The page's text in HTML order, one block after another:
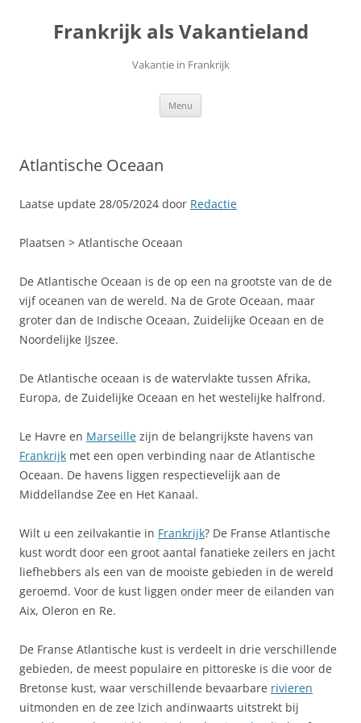
inhoudFrankrijk als Vakantieland
Vakantie in Frankrijk
Menu
Atlantische Oceaan
Laatse update 28/05/2024 door Redactie
Plaatsen > Atlantische Oceaan
De Atlantische Oceaan is de op een na grootste van de de
vijf oceanen van de wereld. Na de Grote Oceaan, maar
groter dan de Indische Oceaan, Zuidelijke Oceaan en de
Noordelijke IJszee.
De Atlantische oceaan is de watervlakte tussen Afrika,
Europa, de Zuidelijke Oceaan en het westelijke halfrond.
Le Havre en Marseille zijn de belangrijkste havens van
Frankrijk met een open verbinding naar de Atlantische
Oceaan. De havens liggen respectievelijk aan de
Middellandse Zee en Het Kanaal.
Wilt u een zeilvakantie in Frankrijk? De Franse Atlantische
kust wordt door een groot aantal fanatieke zeilers en jacht
liefhebbers als een van de mooiste gebieden in de wereld
geroemd. Voor de kust liggen onder meer de eilanden van
Aix, Oleron en Re.
De Franse Atlantische kust is verdeelt in drie verschillende
gebieden, de meest populaire en pittoreske is die voor de
Bretonse kust, waar verschillende bevaarbare rivieren
uitmonden en de zee lzich andinwaarts uitstrekt bij